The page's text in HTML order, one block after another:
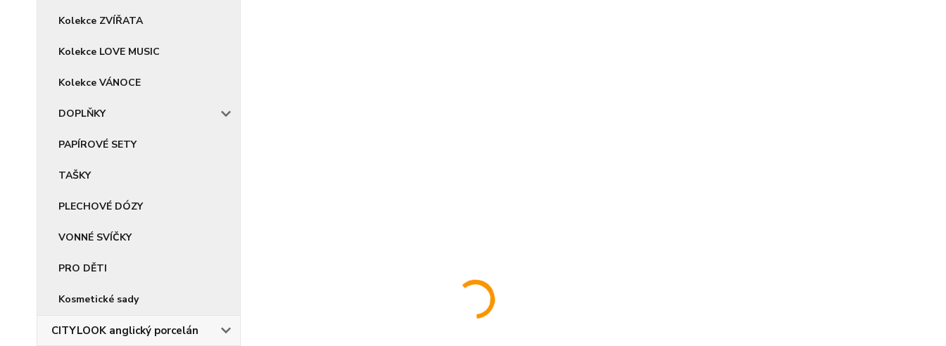
Kolekce ZVÍŘATA
Kolekce LOVE MUSIC
Kolekce VÁNOCE
DOPLŇKY
PAPÍROVÉ SETY
TAŠKY
PLECHOVÉ DÓZY
VONNÉ SVÍČKY
PRO DĚTI
Kosmetické sady
CITYLOOK anglický porcelán